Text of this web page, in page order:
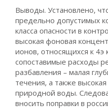
Выводы. Установлено,
предельно допустимых
класса опасности в
высокая фоновая
ионов, относящихся к 4э
сопоставимые расходы
разбавления – малая
течения, а также
природной воды.
вносить поправки в